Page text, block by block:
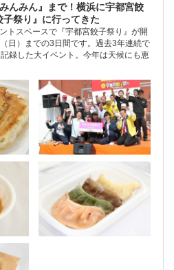
んみん』まで！横浜に宇都宮餃
祭り』に行ってきた
トスペースで『宇都宮餃子祭り』が開
日）までの3日間です。過去3年連続で
録した大イベント。今年は天候にも恵